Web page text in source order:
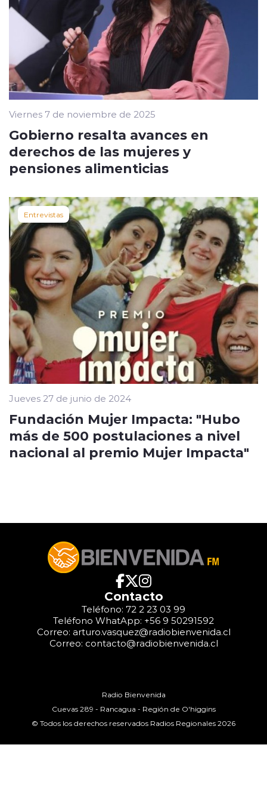
Viernes 7 de noviembre de 2025
Gobierno resalta avances en
derechos de las mujeres y
pensiones alimenticias
Entrevistas
Jueves 27 de junio de 2024
Fundación Mujer Impacta: "Hubo
más de 500 postulaciones a nivel
nacional al premio Mujer Impacta"
Contacto
Teléfono: 72 2 23 03 99
Teléfono WhatApp: +56 9 50291592
Correo: arturo.vasquez@radiobienvenida.cl
Correo: contacto@radiobienvenida.cl
Radio Bienvenida
Cuevas 289 - Rancagua - Región de O'higgins
© Todos los derechos reservados Radios Regionales 2026